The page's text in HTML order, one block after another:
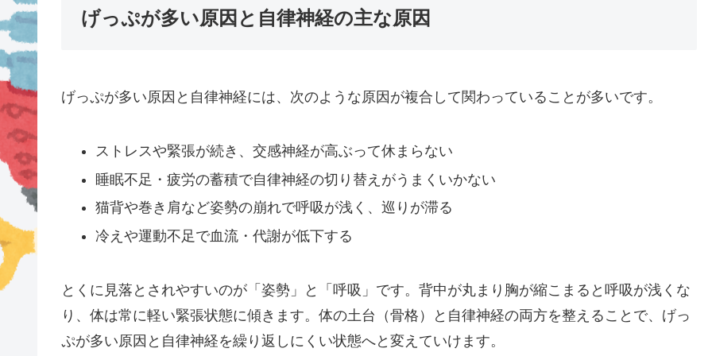
げっぷが多い原因と自律神経の主な原因
げっぷが多い原因と自律神経には、次のような原因が複合して関わっていることが多いです。
ストレスや緊張が続き、交感神経が高ぶって休まらない
睡眠不足・疲労の蓄積で自律神経の切り替えがうまくいかない
猫背や巻き肩など姿勢の崩れで呼吸が浅く、巡りが滞る
冷えや運動不足で血流・代謝が低下する
とくに見落とされやすいのが「姿勢」と「呼吸」です。背中が丸まり胸が縮こまると呼吸が浅くな
り、体は常に軽い緊張状態に傾きます。体の土台（骨格）と自律神経の両方を整えることで、げっ
ぷが多い原因と自律神経を繰り返しにくい状態へと変えていけます。